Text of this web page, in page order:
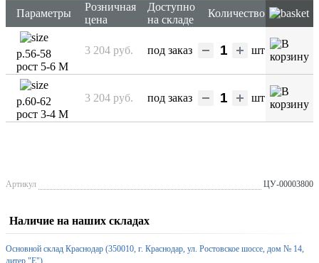
Параметры
Розничная
цена
Доступно
на складе
Количество
р.56-58
рост 5-6 М
3 204 руб. под заказ шт
р.60-62
рост 3-4 М
3 204 руб. под заказ шт
Артикул ЦУ-00003800
Наличие на наших складах
Основной склад Краснодар (350010, г. Краснодар, ул. Ростовское шоссе, дом № 14,